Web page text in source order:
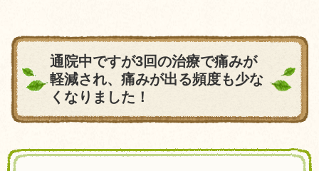
通院中ですが3回の治療で痛みが
軽減され、痛みが出る頻度も少な
くなりました！